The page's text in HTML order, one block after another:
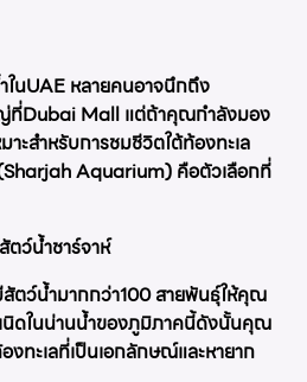
นUAE หลายคนอาจนึกถึง
Dubai Mall แต่ถ้าคุณกำลังมอง
าะสำหรับการชมชีวิตใต้ท้องทะเล
Aquarium) คือตัวเลือกที่
ว์น้ำชาร์จาห์
ตว์น้ำมากกว่า100 สายพันธุ์ให้คุณ
นิดในน่านน้ำของภูมิภาคนี้ดังนั้นคุณ
ทะเลที่เป็นเอกลักษณ์และหายาก